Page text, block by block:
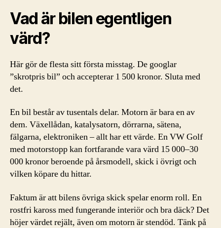
Vad är bilen egentligen
värd?
Här gör de flesta sitt första misstag. De googlar
”skrotpris bil” och accepterar 1 500 kronor. Sluta med
det.
En bil består av tusentals delar. Motorn är bara en av
dem. Växellådan, katalysatorn, dörrarna, sätena,
fälgarna, elektroniken – allt har ett värde. En VW Golf
med motorstopp kan fortfarande vara värd 15 000–30
000 kronor beroende på årsmodell, skick i övrigt och
vilken köpare du hittar.
Faktum är att bilens övriga skick spelar enorm roll. En
rostfri kaross med fungerande interiör och bra däck? Det
höjer värdet rejält, även om motorn är stendöd. Tänk på